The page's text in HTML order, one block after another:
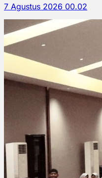
7 Agustus 2026 00.02